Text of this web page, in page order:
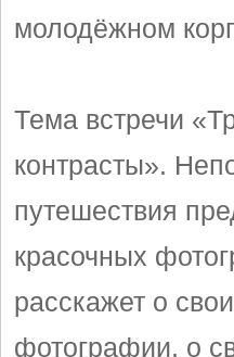
молодёжном
Тема встречи
контрасты».
путешествия
красочных
расскажет о
фотографии, о